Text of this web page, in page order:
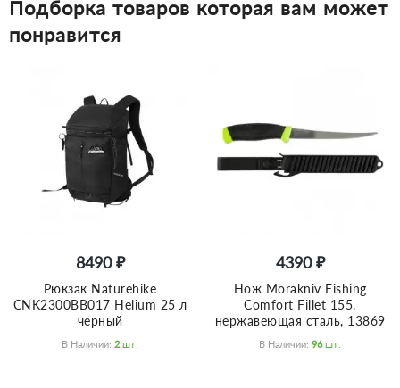
Подборка товаров которая вам может
понравится
8490 ₽
Рюкзак Naturehike
CNK2300BB017 Helium 25 л
черный
В Наличии: 2 Шт.
4390 ₽
Нож Morakniv Fishing
Comfort Fillet 155,
нержавеющая сталь, 13869
В Наличии: 96 Шт.